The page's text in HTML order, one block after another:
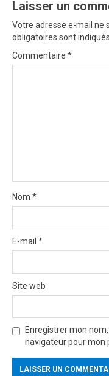
i
g
a
t
Laisser un
Votre adresse e-mail ne
obligatoires sont
Commentaire *
Nom *
E-mail *
Site web
Enregistrer mon
navigateur pour mon